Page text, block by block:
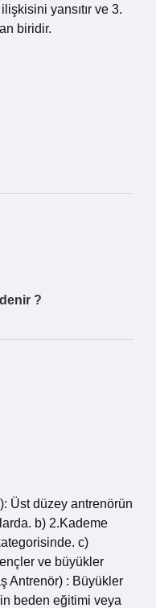
yansıtır ve 3.
biridir.
?
Üst düzey antrenörün
b) 2.Kademe
c)
ve büyükler
Antrenör) : Büyükler
beden eğitimi veya